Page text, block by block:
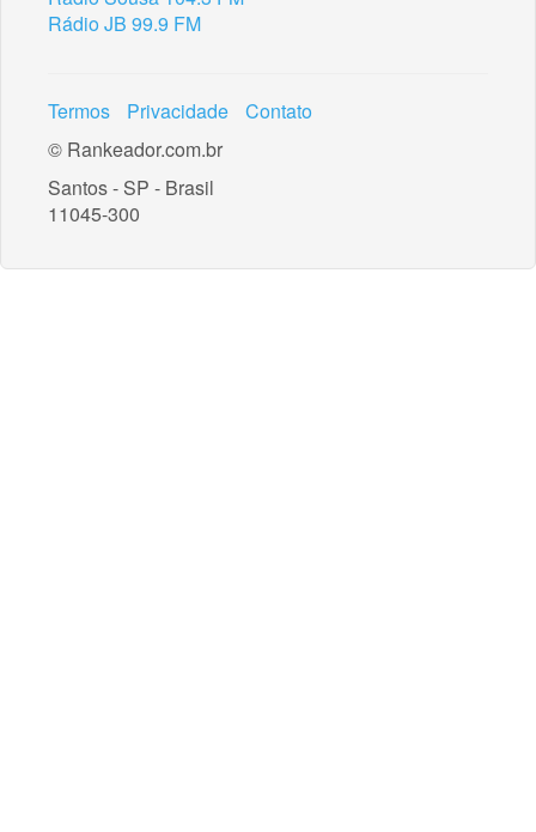
Rádio JB 99.9 FM
Termos Privacidade
Contato
© Rankeador.com.br
Santos - SP - Brasil
11045-300